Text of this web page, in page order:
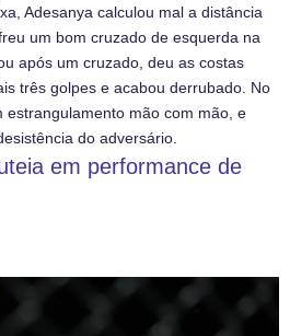
Adesanya calculou mal a distância
um bom cruzado de esquerda na
após um cruzado, deu as costas
três golpes e acabou derrubado. No
estrangulamento mão com mão, e
do adversário.
em performance de